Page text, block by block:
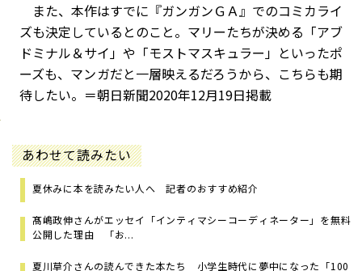
また、本作はすでに『ガンガンＧＡ』でのコミカライ
ズも決定しているとのこと。マリーたちが決める「アブ
ドミナル＆サイ」や「モストマスキュラー」といったポ
ーズも、マンガだと一層映えるだろうから、こちらも期
待したい。＝朝日新聞2020年12月19日掲載
あわせて読みたい
夏休みに本を読みたい人へ 記者のおすすめ紹介
髙嶋政伸さんがエッセイ「インティマシーコーディネーター」を無料
公開した理由 「お...
夏川草介さんの読んできた本たち 小学生時代に夢中になった「100